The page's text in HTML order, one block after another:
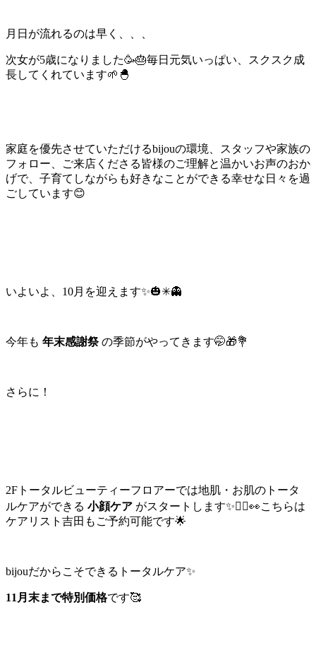
月日が流れるのは早く、、、
次女が5歳になりました🥳🎂毎日元気いっぱい、スクスク成
長してくれています🌱🐣
家庭を優先させていただけるbijouの環境、スタッフや家族の
フォロー、ご来店くださる皆様のご理解と温かいお声のおか
げで、子育てしながらも好きなことができる幸せな日々を過
ごしています😊
いよいよ、10月を迎えます✨🎃✳︎👻
今年も 年末感謝祭の季節がやってきます🤭🎁💐
さらに！
2Fトータルビューティーフロアーでは地肌・お肌のトータ
ルケアができる 小顔ケア がスタートします✨💆‍♀️👀こちらは
ケアリスト吉田もご予約可能です🌟
bijouだからこそできるトータルケア✨
11月末まで特別価格です🥰